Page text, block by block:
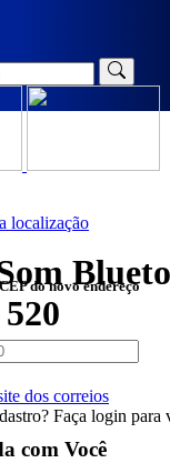
localização
do novo endereço
dos correios
Faça login para
com Você